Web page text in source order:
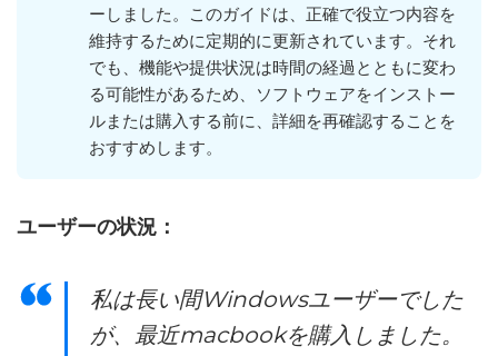
ーしました。このガイドは、正確で役立つ内容を
維持するために定期的に更新されています。それ
でも、機能や提供状況は時間の経過とともに変わ
る可能性があるため、ソフトウェアをインストー
ルまたは購入する前に、詳細を再確認することを
おすすめします。
ユーザーの状況：
私は長い間Windowsユーザーでした
が、最近macbookを購入しました。